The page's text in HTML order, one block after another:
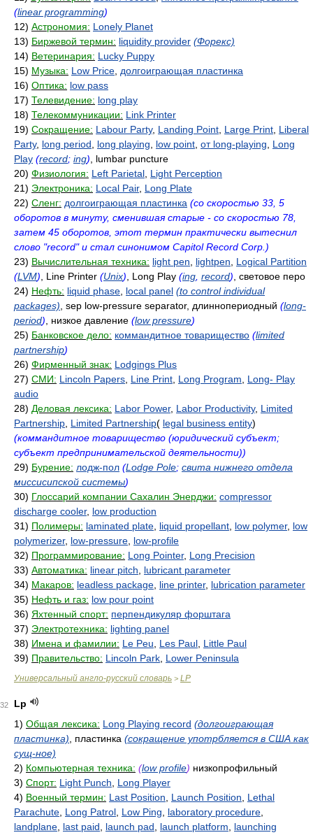
(linear programming)
12) Астрономия: Lonely Planet
13) Биржевой термин: liquidity provider (Форекс)
14) Ветеринария: Lucky Puppy
15) Музыка: Low Price долгоиграющая пластинка
16) Оптика: low pass
17) Телевидение: long play
18) Телекоммуникации: Link Printer
19) Сокращение: Labour Party, Landing Point Large Print Liberal
Party, long period long playing low point от long-playing
Long
Play (record; ing) , lumbar puncture
20) Физиология: Left Parietal Light Perception
21) Электроника: Local Pair, Long Plate
22) Сленг: долгоиграющая пластинка (со скоростью 33, 5
оборотов в минуту, сменившая старые - со скоростью 78,
затем 45 оборотов, этот термин практически вытеснил
слово "record" и стал синонимом Capitol Record Corp.)
23) Вычислительная техника: light pen lightpen
Logical Partition
(LVM) , Line Printer (Unix) , Long Play (ing record) , световое перо
24) Нефть: liquid phase local panel (to control individual
packages) , sep low-pressure separator, длиннопериодный (long-
period) , низкое давление (low pressure)
25) Банковское дело: коммандитное товарищество (limited
partnership)
26) Фирменный знак: Lodgings Plus
27) СМИ: Lincoln Papers Line Print Long Program
Long- Play
audio
28) Деловая лексика: Labor Power, Labor Productivity, Limited
Partnership Limited Partnership( legal business entity)
(коммандитное товарищество (юридический субъект;
субъект предпринимательской деятельности))
29) Бурение: лодж-пол (Lodge Pole; свита нижнего отдела
миссисипской системы)
30) Глоссарий компании Сахалин Энерджи: compressor
discharge cooler, low production
31) Полимеры: laminated plate liquid propellant low polymer, low
polymerizer, low-pressure low-profile
32) Программирование: Long Pointer, Long Precision
33) Автоматика: linear pitch
lubricant parameter
34) Макаров: leadless package line printer, lubrication parameter
35) Нефть и газ: low pour point
36) Яхтенный спорт: перпендикуляр форштага
37) Электротехника: lighting panel
38) Имена и фамилии: Le Peu Les Paul Little Paul
39) Правительство: Lincoln Park Lower Peninsula
Универсальный англо-русский словарь > LP
32
Lp
1) Общая лексика: Long Playing record (долгоиграющая
пластинка) , пластинка (сокращение употрбляется в США как
сущ-ное)
2) Компьютерная техника: (low profile) низкопрофильный
3) Спорт: Light Punch
Long Player
4) Военный термин: Last Position Launch Position
Lethal
Parachute Long Patrol Low Ping laboratory procedure
landplane last paid launch pad launch platform
launching